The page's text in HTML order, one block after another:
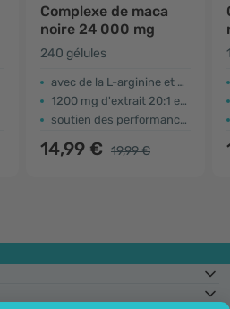
Complexe de maca
noire 24 000 mg
240 gélules
avec de la L-arginine et du zinc ajoutés
1200 mg d'extrait 20:1 en 3 gélules
soutien des performances
14,99 € 19,99 €